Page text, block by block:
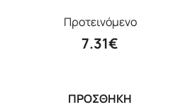
Προτεινόμενο
7.31€
ΠΡΟΣΘΗΚΗ